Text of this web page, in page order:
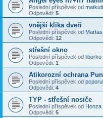
Poslední příspěvek od
Odpovědi: 5
vnější klika dveří
Poslední příspěvek od
Odpovědi: 12
střešní okno
Poslední příspěvek od liborko
Odpovědi: 1
Atikorozní ochrana
Poslední příspěvek od
Odpovědi: 4
TYP - střešní nosiče
Poslední příspěvek od Honza
Odpovědi: 5